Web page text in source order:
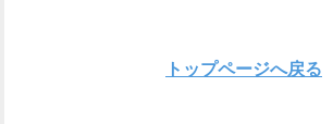
トップページへ戻る